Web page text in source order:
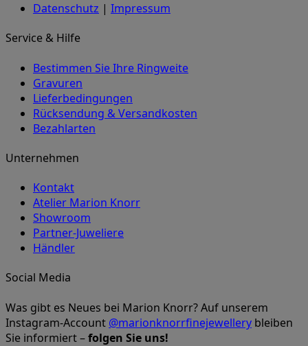
Datenschutz | Impressum
Service & Hilfe
Bestimmen Sie Ihre Ringweite
Gravuren
Lieferbedingungen
Rücksendung & Versandkosten
Bezahlarten
Unternehmen
Kontakt
Atelier Marion Knorr
Showroom
Partner-Juweliere
Händler
Social Media
Was gibt es Neues bei Marion Knorr? Auf unserem
Instagram-Account @marionknorrfinejewellery bleiben
Sie informiert –folgen Sie uns!